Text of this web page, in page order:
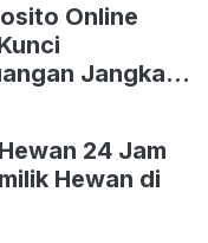
Online
Jangka
24 Jam
Hewan di